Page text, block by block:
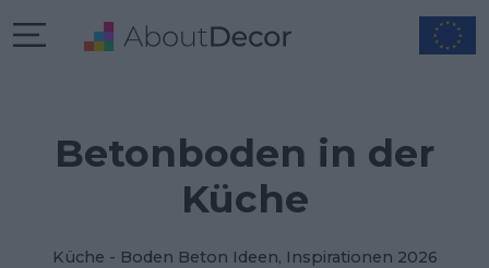
Betonboden in der
Küche
Küche - Boden Beton Ideen, Inspirationen 2026